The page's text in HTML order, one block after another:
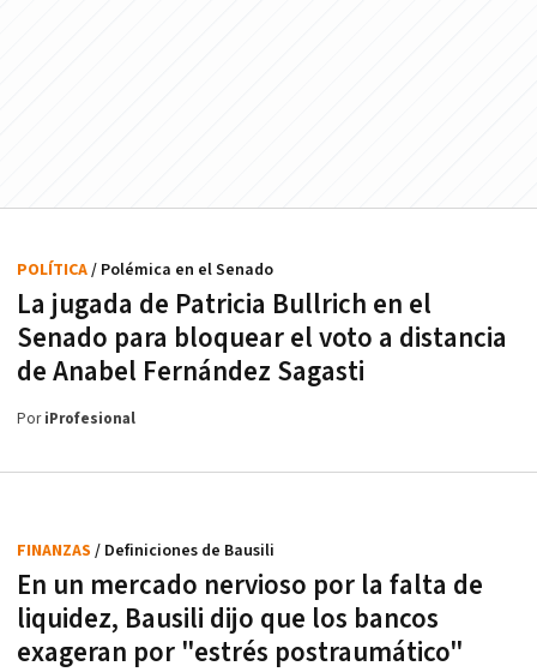
La jugada de Patricia Bullrich en el
Senado para bloquear el voto a distancia
de Anabel Fernández Sagasti
POLÍTICA/ Polémica en el Senado
PoriProfesional
En un mercado nervioso por la falta de
liquidez, Bausili dijo que los bancos
exageran por "estrés postraumático"
FINANZAS / Definiciones de Bausili